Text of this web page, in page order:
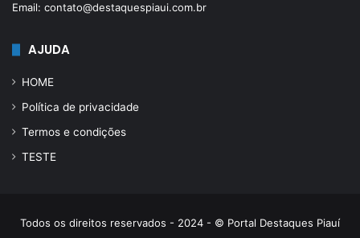
Email: contato@destaquespiaui.com.br
AJUDA
HOME
Política de privacidade
Termos e condições
TESTE
Todos os direitos reservados - 2024 - © Portal Destaques Piauí